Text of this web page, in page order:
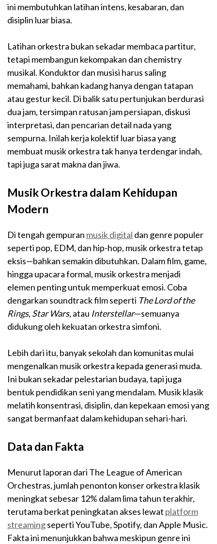
ini membutuhkan latihan intens, kesabaran, dan
disiplin luar biasa.
Latihan orkestra bukan sekadar membaca partitur,
tetapi membangun kekompakan dan chemistry
musikal. Konduktor dan musisi harus saling
memahami, bahkan kadang hanya dengan tatapan
atau gestur kecil. Di balik satu pertunjukan berdurasi
dua jam, tersimpan ratusan jam persiapan, diskusi
interpretasi, dan pencarian detail nada yang
sempurna. Inilah kerja kolektif luar biasa yang
membuat musik orkestra tak hanya terdengar indah,
tapi juga sarat makna dan jiwa.
Musik Orkestra dalam Kehidupan
Modern
Di tengah gempuran musik digital dan genre populer
seperti pop, EDM, dan hip-hop, musik orkestra tetap
eksis—bahkan semakin dibutuhkan. Dalam film, game,
hingga upacara formal, musik orkestra menjadi
elemen penting untuk memperkuat emosi. Coba
dengarkan soundtrack film seperti The Lord of the
Rings, Star Wars, atau Interstellar—semuanya
didukung oleh kekuatan orkestra simfoni.
Lebih dari itu, banyak sekolah dan komunitas mulai
mengenalkan musik orkestra kepada generasi muda.
Ini bukan sekadar pelestarian budaya, tapi juga
bentuk pendidikan seni yang mendalam. Musik klasik
melatih konsentrasi, disiplin, dan kepekaan emosi yang
sangat bermanfaat dalam kehidupan sehari-hari.
Data dan Fakta
Menurut laporan dari The League of American
Orchestras, jumlah penonton konser orkestra klasik
meningkat sebesar 12% dalam lima tahun terakhir,
terutama berkat peningkatan akses lewat platform
streamingseperti YouTube, Spotify, dan Apple Music.
Fakta ini menunjukkan bahwa meskipun genre ini